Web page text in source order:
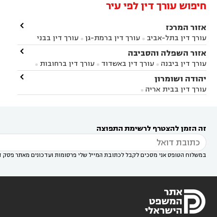
חיפוש עורך דין לפי עיר
אזור המרכז
עורך דין בתל-אביב  עורך דין ברמת-גן 
עורך דין בבני
ברק עורך דין בפתח תקווה עורך דין בראשון לציון
עורך דין ברחובות עורך דין בנס ציונה
במודיעין
עורך דין בהרצליה עורך דין בחולון
עורך
דין בקרית אונו
אונו
עורך דין בבת ים
דין בשוהם 

אזור השפלה והסביבה
עורך דין ביבנה  עורך דין באשדוד  עורך דין ברחובות 
עורך דין בראשון לציון עורך דין במודיעין
עורך דין
בבאר יעקב
עורך דין בגדרה

יהודה ושומרון
עורך דין בבית אריה 

זה הזמן להצטרף לרשימת התפוצה
במשלוח הטופס אני מסכים לקבל לכתובת המייל שלי פרסומות ועדכונים מאתר פסק